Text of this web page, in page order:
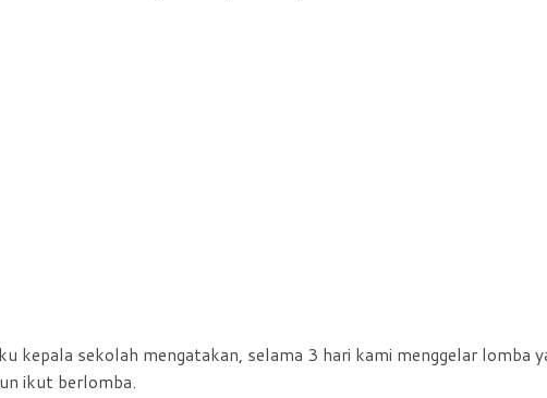
kepala sekolah mengatakan, selama 3 hari kami menggelar lomba
ikut berlomba.